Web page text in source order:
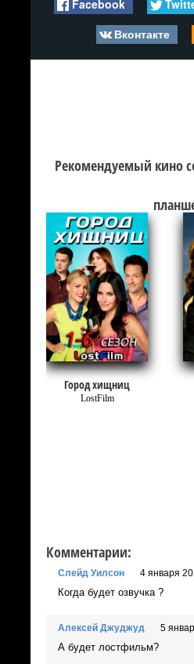
Facebook
Вконтакте
Рекомендуемый кино
Город хищниц
LostFilm
Комментарии:
Слейд Уилсон 4 января
Когда будет озвучка ?
Алексей Джуджуд 5
А будет лостфильм?